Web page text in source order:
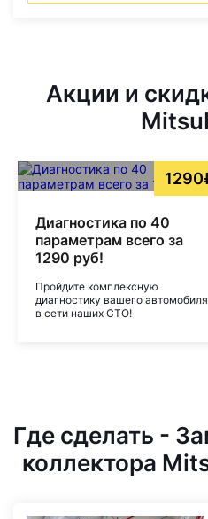
Акции и
Диагностика по 40
параметрам всего за
1290 руб!
Пройдите комплексную
диагностику вашего автомобиля
в сети наших СТО!
Где сделать -
коллектора